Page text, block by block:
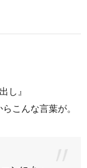
し』
こんな言葉が。